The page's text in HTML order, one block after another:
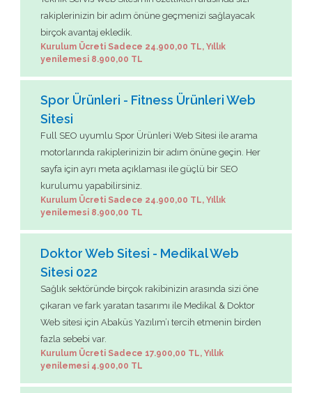
rakiplerinizin bir adım önüne geçmenizi sağlayacak
birçok avantaj ekledik.
Kurulum Ücreti Sadece 24.900,00 TL, Yıllık
yenilemesi 8.900,00 TL
Spor Ürünleri - Fitness Ürünleri Web
Sitesi
Full SEO uyumlu Spor Ürünleri Web Sitesi ile arama
motorlarında rakiplerinizin bir adım önüne geçin. Her
sayfa için ayrı meta açıklaması ile güçlü bir SEO
kurulumu yapabilirsiniz.
Kurulum Ücreti Sadece 24.900,00 TL, Yıllık
yenilemesi 8.900,00 TL
Doktor Web Sitesi - Medikal Web
Sitesi 022
Sağlık sektöründe birçok rakibinizin arasında sizi öne
çıkaran ve fark yaratan tasarımı ile Medikal & Doktor
Web sitesi için Abaküs Yazılım’ı tercih etmenin birden
fazla sebebi var.
Kurulum Ücreti Sadece 17.900,00 TL, Yıllık
yenilemesi 4.900,00 TL